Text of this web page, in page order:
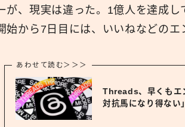
が、現実は違った。1億人を達成
始から7日目には、いいねなどの
あわせて読む＞＞＞
Threads、早くも
対抗馬になり得ない